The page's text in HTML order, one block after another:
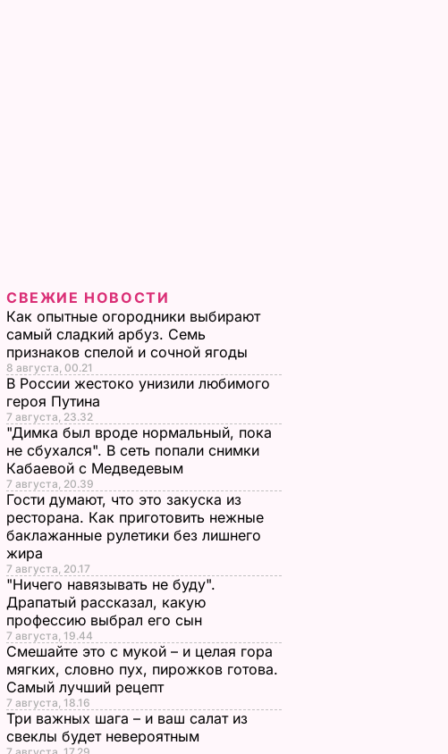
СВЕЖИЕ НОВОСТИ
Как опытные огородники выбирают
самый сладкий арбуз. Семь
признаков спелой и сочной ягоды
8 августа, 00.21
В России жестоко унизили любимого
героя Путина
7 августа, 23.32
"Димка был вроде нормальный, пока
не сбухался". В сеть попали снимки
Кабаевой с Медведевым
7 августа, 20.39
Гости думают, что это закуска из
ресторана. Как приготовить нежные
баклажанные рулетики без лишнего
жира
7 августа, 20.17
"Ничего навязывать не буду".
Драпатый рассказал, какую
профессию выбрал его сын
7 августа, 19.44
Смешайте это с мукой – и целая гора
мягких, словно пух, пирожков готова.
Самый лучший рецепт
7 августа, 18.16
Три важных шага – и ваш салат из
свеклы будет невероятным